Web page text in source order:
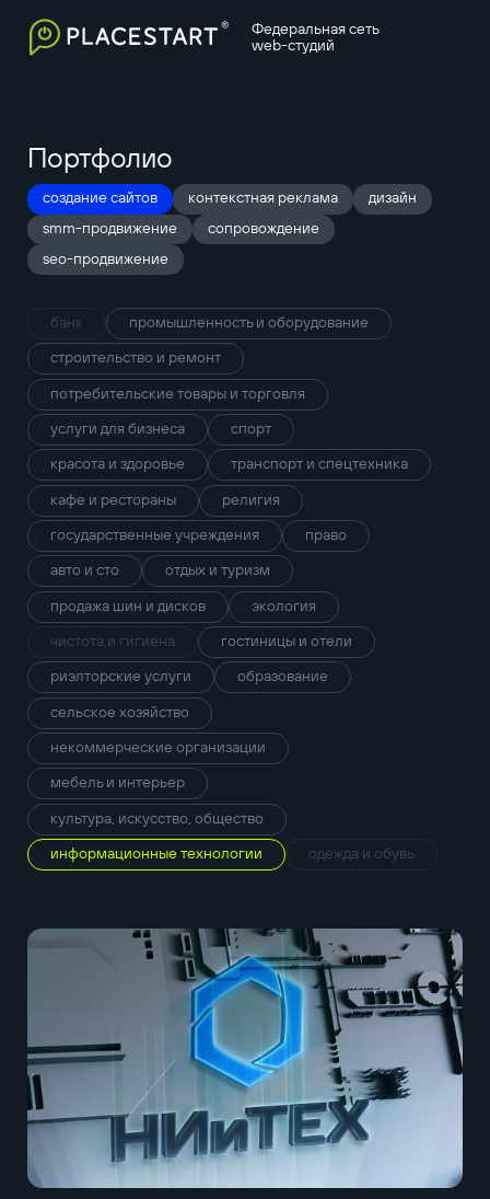
Федеральная сеть
web-студий
Портфолио
создание сайтов контекстная реклама
дизайн
smm-продвижение
сопровождение
seo-продвижение
банк
промышленность и оборудование
строительство и ремонт
потребительские товары и торговля
услуги для бизнеса
спорт
красота и здоровье
транспорт и спецтехника
кафе и рестораны
религия
государственные учреждения
право
авто и сто
отдых и туризм
продажа шин и дисков
экология
чистота и гигиена
гостиницы и отели
риэлторские услуги
образование
сельское хозяйство
некоммерческие организации
мебель и интерьер
культура, искусство, общество
информационные технологии
одежда и обувь